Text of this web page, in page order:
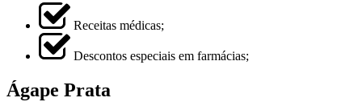
Receitas médicas;
Descontos especiais em farmácias;
Ágape Prata